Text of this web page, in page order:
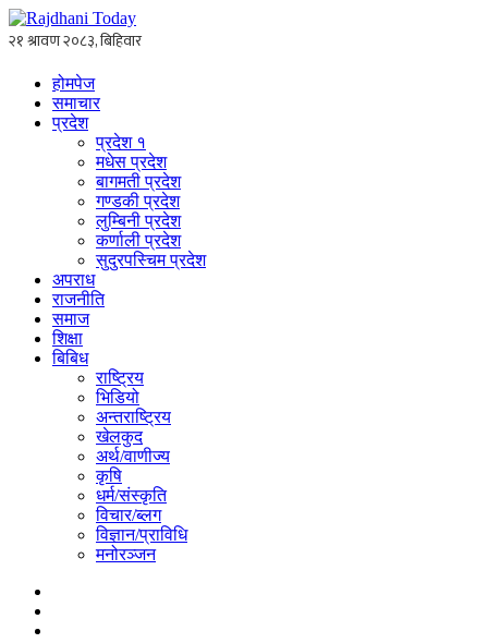
होमपेज
समाचार
प्रदेश
प्रदेश १
मधेस प्रदेश
बागमती प्रदेश
गण्डकी प्रदेश
लुम्बिनी प्रदेश
कर्णाली प्रदेश
सुदुरपस्चिम प्रदेश
अपराध
राजनीति
समाज
शिक्षा
बिबिध
राष्ट्रिय
भिडियो
अन्तराष्ट्रिय
खेलकुद
अर्थ/वाणीज्य
कृषि
धर्म/संस्कृति
विचार/ब्लग
विज्ञान/प्राविधि
मनोरञ्जन